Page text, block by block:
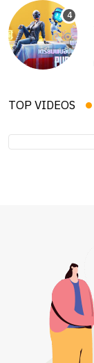
TOP VIDEOS